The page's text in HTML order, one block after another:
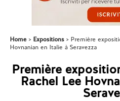
Home Expositions
Première
Hovnanian en Italie à Seravezza
Première
Rachel Lee